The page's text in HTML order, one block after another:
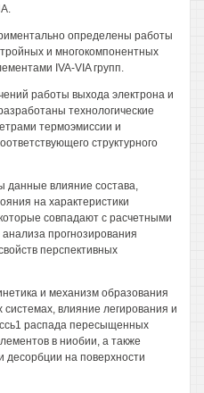
определены работы
и многокомпонентных
IVA-VIA групп.
работы выхода электрона и
технологические
термоэмиссии и
структурного
данные влияние состава,
на характеристики
совпадают с расчетными
прогнозирования
перспективных
и механизм образования
влияние легирования и
распада пересыщенных
в ниобии, а также
на поверхности